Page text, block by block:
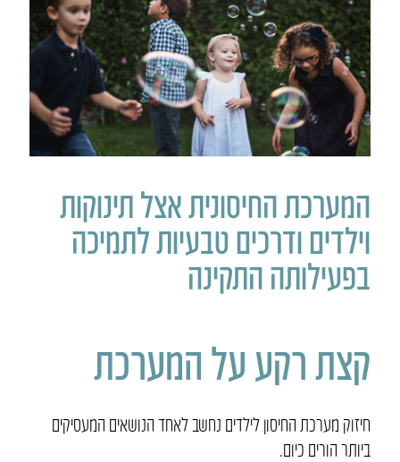
המערכת החיסונית אצל תינוקות
וילדים ודרכים טבעיות לתמיכה
בפעילותה התקינה
קצת רקע על המערכת
חיזוק מערכת החיסון לילדים נחשב לאחד הנושאים המעסיקים
ביותר הורים כיום.